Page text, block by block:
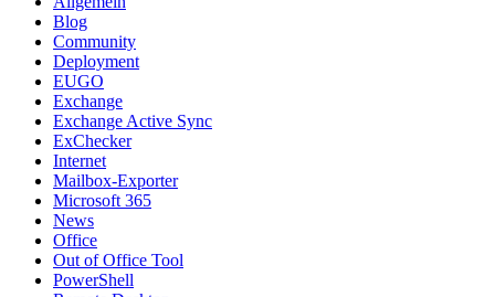
Blog
Community
Deployment
EUGO
Exchange
Exchange Active Sync
ExChecker
Internet
Mailbox-Exporter
Microsoft 365
News
Office
Out of Office Tool
PowerShell